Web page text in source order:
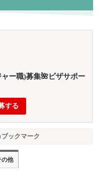
ー職)募集🌺ビザサポー
する
ブックマーク
の他